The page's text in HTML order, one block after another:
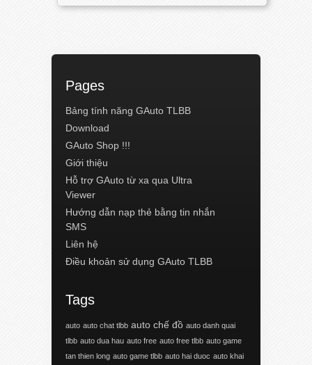
Pages
Bảng tính năng GAuto TLBB
Download
GAuto Shop !!!
Giới thiệu
Hỗ trợ GAuto từ xa qua Ultra
Viewer
Hướng dẫn nạp thẻ bằng tin nhắn
SMS
Liên hệ
Điều khoản sử dụng GAuto TLBB
Tags
auto auto chat tlbb auto chế đồ auto danh quai
tlbb auto dua hau auto free auto free tlbb auto game
tan thien long auto game tlbb auto hai duoc auto khai